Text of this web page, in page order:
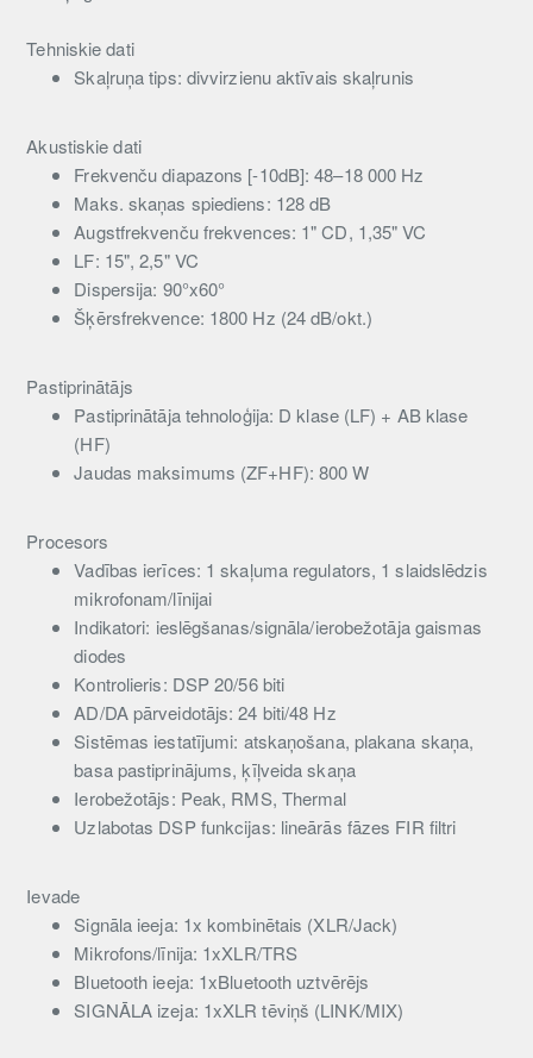
Tehniskie dati
Skaļruņa tips: divvirzienu aktīvais skaļrunis
Akustiskie dati
Frekvenču diapazons [-10dB]: 48–18 000 Hz
Maks. skaņas spiediens: 128 dB
Augstfrekvenču frekvences: 1" CD, 1,35" VC
LF: 15", 2,5" VC
Dispersija: 90°x60°
Šķērsfrekvence: 1800 Hz (24 dB/okt.)
Pastiprinātājs
Pastiprinātāja tehnoloģija: D klase (LF) + AB klase
(HF)
Jaudas maksimums (ZF+HF): 800 W
Procesors
Vadības ierīces: 1 skaļuma regulators, 1 slaidslēdzis
mikrofonam/līnijai
Indikatori: ieslēgšanas/signāla/ierobežotāja gaismas
diodes
Kontrolieris: DSP 20/56 biti
AD/DA pārveidotājs: 24 biti/48 Hz
Sistēmas iestatījumi: atskaņošana, plakana skaņa,
basa pastiprinājums, ķīļveida skaņa
Ierobežotājs: Peak, RMS, Thermal
Uzlabotas DSP funkcijas: lineārās fāzes FIR filtri
Ievade
Signāla ieeja: 1x kombinētais (XLR/Jack)
Mikrofons/līnija: 1xXLR/TRS
Bluetooth ieeja: 1xBluetooth uztvērējs
SIGNĀLA izeja: 1xXLR tēviņš (LINK/MIX)